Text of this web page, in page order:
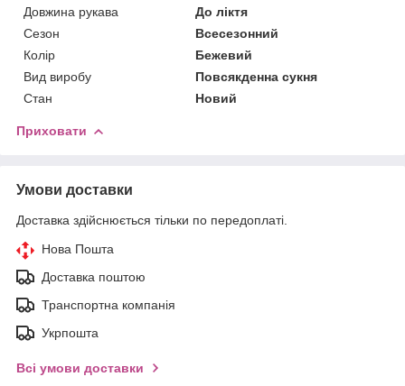
Довжина рукава
До ліктя
Сезон
Всесезонний
Колір
Бежевий
Вид виробу
Повсякденна сукня
Стан
Новий
Приховати
Умови доставки
Доставка здійснюється тільки по передоплаті.
Нова Пошта
Доставка поштою
Транспортна компанія
Укрпошта
Всі умови доставки